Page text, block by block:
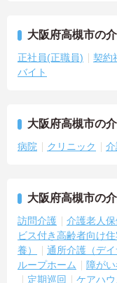
大阪府高槻市の
正社員(正職員) 契約
バイト
大阪府高槻市の
病院 クリニック
大阪府高槻市の
訪問介護 介護老人保
ビス付き高齢者向け住
養）
通所介護（デイ
ループホーム
障が
定期巡回
ケアハ